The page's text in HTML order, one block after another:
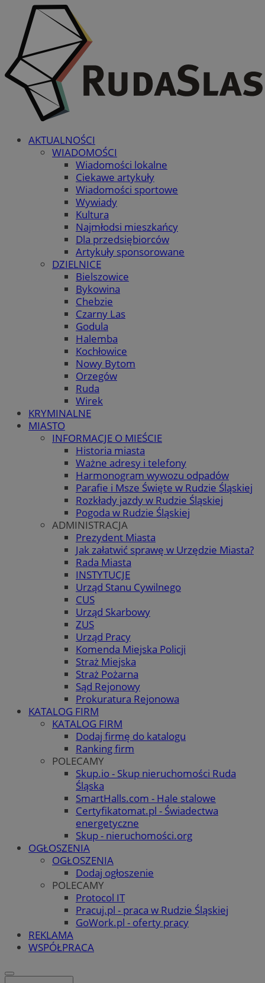
AKTUALNOŚCI
WIADOMOŚCI
Wiadomości lokalne
Ciekawe artykuły
Wiadomości sportowe
Wywiady
Kultura
Najmłodsi mieszkańcy
Dla przedsiębiorców
Artykuły sponsorowane
DZIELNICE
Bielszowice
Bykowina
Chebzie
Czarny Las
Godula
Halemba
Kochłowice
Nowy Bytom
Orzegów
Ruda
Wirek
KRYMINALNE
MIASTO
INFORMACJE O MIEŚCIE
Historia miasta
Ważne adresy i telefony
Harmonogram wywozu odpadów
Parafie i Msze Święte w Rudzie Śląskiej
Rozkłady jazdy w Rudzie Śląskiej
Pogoda w Rudzie Śląskiej
ADMINISTRACJA
Prezydent Miasta
Jak załatwić sprawę w Urzędzie Miasta?
Rada Miasta
INSTYTUCJE
Urząd Stanu Cywilnego
CUS
Urząd Skarbowy
ZUS
Urząd Pracy
Komenda Miejska Policji
Straż Miejska
Straż Pożarna
Sąd Rejonowy
Prokuratura Rejonowa
KATALOG FIRM
KATALOG FIRM
Dodaj firmę do katalogu
Ranking firm
POLECAMY
Skup.io - Skup nieruchomości Ruda
Śląska
SmartHalls.com - Hale stalowe
Certyfikatomat.pl - Świadectwa
energetyczne
Skup - nieruchomości.org
OGŁOSZENIA
OGŁOSZENIA
Dodaj ogłoszenie
POLECAMY
Protocol IT
Pracuj.pl - praca w Rudzie Śląskiej
GoWork.pl - oferty pracy
REKLAMA
WSPÓŁPRACA